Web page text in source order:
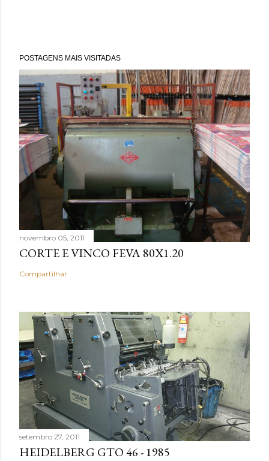
POSTAGENS MAIS VISITADAS
novembro 05, 2011
CORTE E VINCO FEVA 80X1.20
Compartilhar
setembro 27, 2011
HEIDELBERG GTO 46 - 1985